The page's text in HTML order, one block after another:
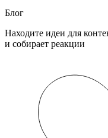
Блог
Находите идеи для
и собирает реакции